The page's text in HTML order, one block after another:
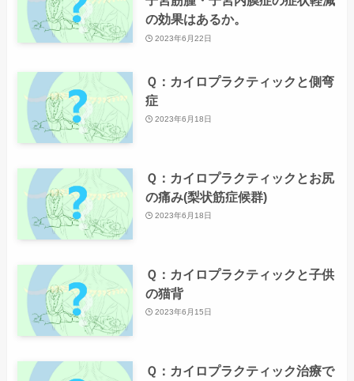
の効果はあるか。
2023年6月22日
Ｑ：カイロプラクティックと側弯
症
2023年6月18日
Ｑ：カイロプラクティックとお尻
の痛み(梨状筋症候群)
2023年6月18日
Ｑ：カイロプラクティックと子供
の猫背
2023年6月15日
Ｑ：カイロプラクティック治療で